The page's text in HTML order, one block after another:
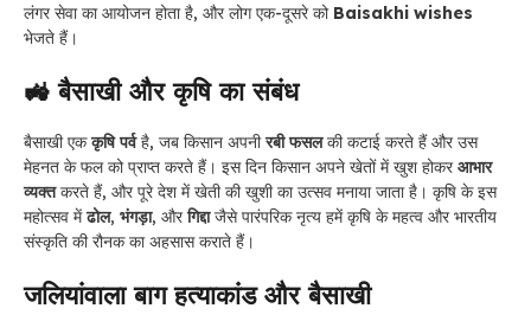
लंगर सेवा का आयोजन होता है, और लोग एक-दूसरे को Baisakhi wishes
भेजते हैं।
🚜 बैसाखी और कृषि का संबंध
बैसाखी एककृषि पर्वहै, जब किसान अपनीरबी फसलकी कटाई करते हैं और उस
मेहनत के फल को प्राप्त करते हैं। इस दिन किसान अपने खेतों में खुश होकरआभार
व्यक्तकरते हैं, और पूरे देश में खेती की खुशी का उत्सव मनाया जाता है। कृषि के इस
महोत्सव मेंढोल, भंगड़ा, औरगिद्दाजैसे पारंपरिक नृत्य हमें कृषि के महत्व और भारतीय
संस्कृति की रौनक का अहसास कराते हैं।
जलियांवाला बाग हत्याकांड और बैसाखी